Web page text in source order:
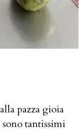
pazza gioia
tantissimi